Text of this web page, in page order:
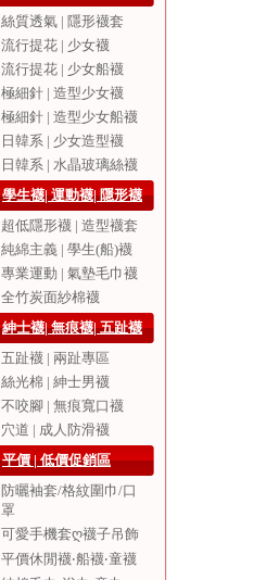
絲質透氣 | 隱形襪套
流行提花 | 少女襪
流行提花 | 少女船襪
極細針 | 造型少女襪
極細針 | 造型少女船襪
日韓系 | 少女造型襪
日韓系 | 水晶玻璃絲襪
學生襪| 運動襪| 隱形襪
超低隱形襪 | 造型襪套
純綿主義 | 學生(船)襪
專業運動 | 氣墊毛巾襪
全竹炭面紗棉襪
紳士襪| 無痕襪| 五趾襪
五趾襪 | 兩趾專區
絲光棉 | 紳士男襪
不咬腳 | 無痕寬口襪
穴道 | 成人防滑襪
平價 | 低價促銷區
防曬袖套/格紋圍巾/口
罩
可愛手機套ღ襪子吊飾
平價休閒襪‧船襪‧童襪